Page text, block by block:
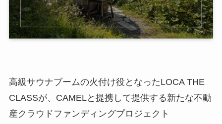
高級サウナブームの火付け役となったLOCA THE
CLASSが、CAMELと提携して提供する新たな不動
産クラウドファンディングプロジェクト